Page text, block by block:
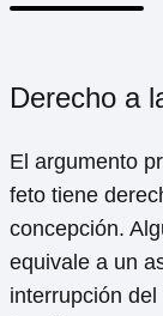
Derecho a
El argumento
feto tiene
concepción.
equivale a un
interrupción